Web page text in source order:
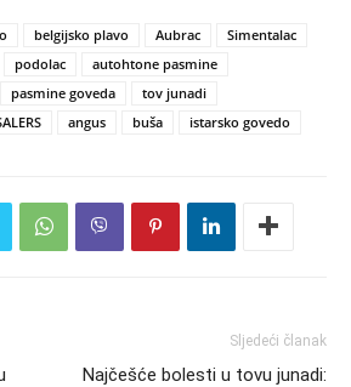
belgijsko plavo Aubrac
Simentalac
podolac
autohtone pasmine
pasmine goveda
tov junadi
angus buša istarsko govedo
Sljedeći članak
Najčešće bolesti u tovu junadi: